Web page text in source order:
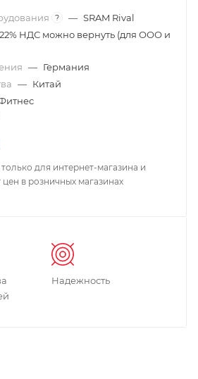
? — SRAM Rival
22% НДС можно вернуть (для ООО и
— Германия
— Китай
для интернет-магазина и
в розничных магазинах
Надежность